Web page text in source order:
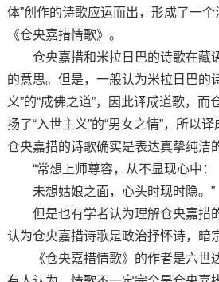
体”创作的诗歌应运而出，形成了一
《仓央嘉措情歌》。
仓央嘉措和米拉日巴的诗歌在藏语
的意思。但是，一般认为米拉日巴的
义”的“成佛之道”，因此译成道歌，而
扬了“入世主义”的“男女之情”，所以
仓央嘉措的诗歌确实是表达真挚纯洁
“常想上师尊容，从不显现心中：
未想姑娘之面，心头时现时隐。”
但是也有学者认为理解仓央嘉措的
认为仓央嘉措诗歌是政治抒怀诗，暗
《仓央嘉措情歌》的作者是六世